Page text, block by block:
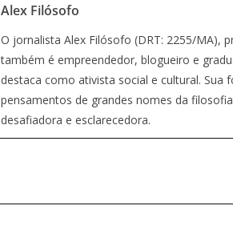
Alex Filósofo
O jornalista Alex Filósofo (DRT: 2255/MA),
também é empreendedor, blogueiro e
destaca como ativista social e cultural. Sua
pensamentos de grandes nomes da
desafiadora e esclarecedora.